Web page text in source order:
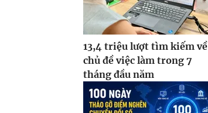
13,4 triệu lượt tìm kiếm về
chủ đề việc làm trong 7
tháng đầu năm